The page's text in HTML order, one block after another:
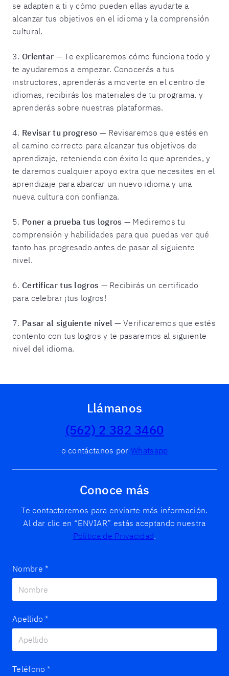
se adapten a ti y cómo pueden ellas ayudarte a
alcanzar tus objetivos en el idioma y la comprensión
cultural.
3. Orientar — Te explicaremos cómo funciona todo y
te ayudaremos a empezar. Conocerás a tus
instructores, aprenderás a moverte en el centro de
idiomas, recibirás los materiales de tu programa, y
aprenderás sobre nuestras plataformas.
4. Revisar tu progreso — Revisaremos que estés en
el camino correcto para alcanzar tus objetivos de
aprendizaje, reteniendo con éxito lo que aprendes, y
te daremos cualquier apoyo extra que necesites en el
aprendizaje para abarcar un nuevo idioma y una
nueva cultura con confianza.
5. Poner a prueba tus logros — Mediremos tu
comprensión y habilidades para que puedas ver qué
tanto has progresado antes de pasar al siguiente
nivel.
6. Certificar tus logros — Recibirás un certificado
para celebrar ¡tus logros!
7. Pasar al siguiente nivel — Verificaremos que estés
contento con tus logros y te pasaremos al siguiente
nivel del idioma.
Llámanos
(562) 2 382 3460
o contáctanos por Whatsapp
Conoce más
Te contactaremos para enviarte más información.
Al dar clic en “ENVIAR” estás aceptando nuestra
Política de Privacidad.
Nombre *
Apellido *
Teléfono *